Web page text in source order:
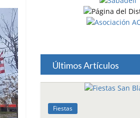
Últimos Artículos
Fiestas